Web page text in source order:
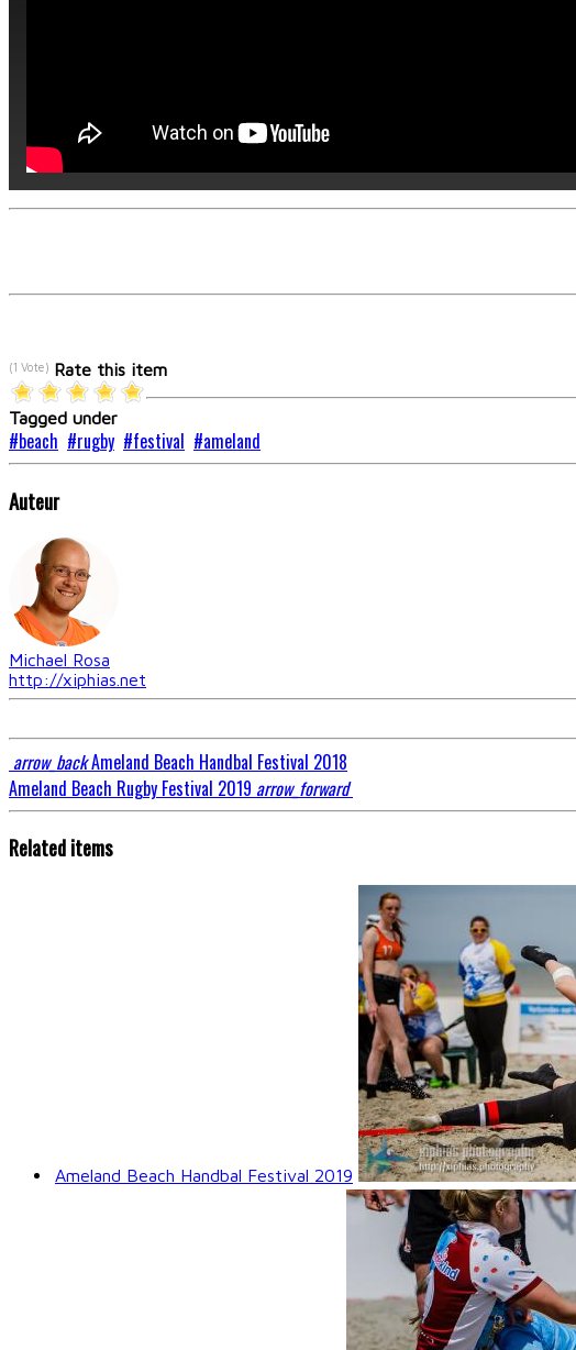
Rate this item
(1 Vote)
Tagged under
beach rugby festival ameland
Auteur
Michael Rosa
http://xiphias.net
arrow_backAmeland Beach Handbal Festival 2018
Ameland Beach Rugby Festival 2019 arrow_forward
Related items
Ameland Beach Handbal Festival 2019